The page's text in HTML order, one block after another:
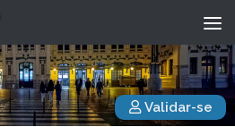
Validar-se